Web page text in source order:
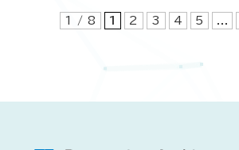
1 / 8 1 2 3 4 5